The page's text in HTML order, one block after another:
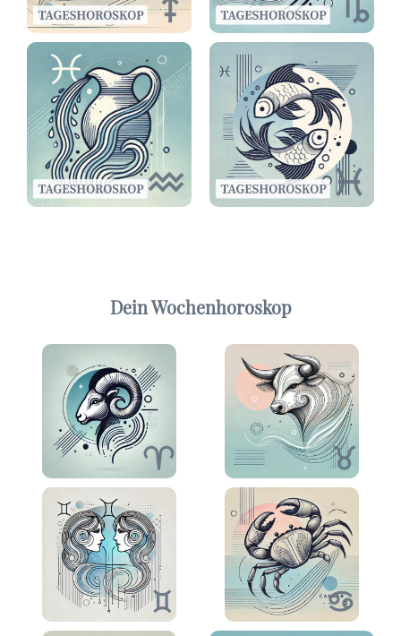
Dein Wochenhoroskop